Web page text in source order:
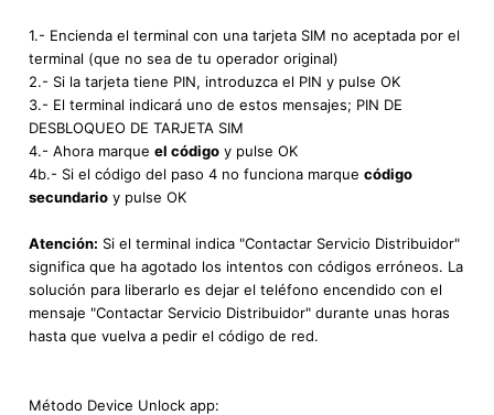
1.- Encienda el terminal con una tarjeta SIM no aceptada por el
terminal (que no sea de tu operador original)
2.- Si la tarjeta tiene PIN, introduzca el PIN y pulse OK
3.- El terminal indicará uno de estos mensajes; PIN DE
DESBLOQUEO DE TARJETA SIM
4.- Ahora marque el código y pulse OK
4b.- Si el código del paso 4 no funciona marque código
secundario y pulse OK
Atención: Si el terminal indica "Contactar Servicio Distribuidor"
significa que ha agotado los intentos con códigos erróneos. La
solución para liberarlo es dejar el teléfono encendido con el
mensaje "Contactar Servicio Distribuidor" durante unas horas
hasta que vuelva a pedir el código de red.
Método Device Unlock app: